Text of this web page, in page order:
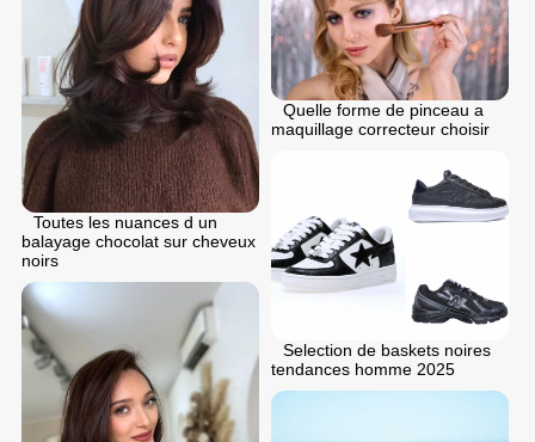
Toutes les nuances d un
balayage chocolat sur cheveux
noirs
Quelle forme de pinceau a
maquillage correcteur choisir
Selection de baskets noires
tendances homme 2025